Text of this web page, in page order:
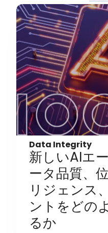
Data Integrity
新しいAIエ
ータ品質、
リジェンス
ントをどの
るか